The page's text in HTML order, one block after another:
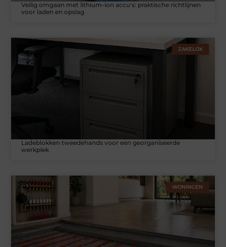
Veilig omgaan met lithium-ion accu's: praktische richtlijnen
voor laden en opslag
ZAKELIJK
Ladeblokken tweedehands voor een georganiseerde
werkplek
WONINGEN